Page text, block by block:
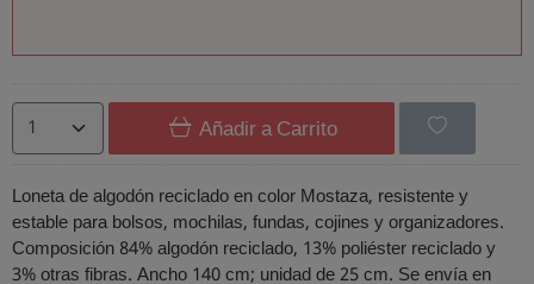
Añadir a Carrito
Loneta de algodón reciclado en color Mostaza, resistente y
estable para bolsos, mochilas, fundas, cojines y organizadores.
Composición 84% algodón reciclado, 13% poliéster reciclado y
3% otras fibras. Ancho 140 cm; unidad de 25 cm. Se envía en